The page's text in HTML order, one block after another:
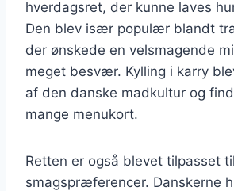
hverdagsret, der kunne laves
Den blev især populær blandt
der ønskede en velsmagende
meget besvær. Kylling i karry
af den danske madkultur og
mange menukort.
Retten er også blevet tilpasset
smagspræferencer. Danskerne